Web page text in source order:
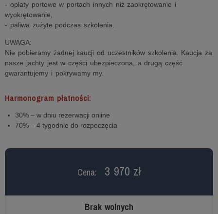
- opłaty portowe w portach innych niż zaokrętowanie i
wyokrętowanie,
- paliwa zużyte podczas szkolenia.
UWAGA:
Nie pobieramy żadnej kaucji od uczestników szkolenia. Kaucja za
nasze jachty jest w części ubezpieczona, a drugą część
gwarantujemy i pokrywamy my.
Harmonogram płatności:
30% – w dniu rezerwacji online
70% – 4 tygodnie do rozpoczęcia
Cena: 3 970 zł
Brak wolnych